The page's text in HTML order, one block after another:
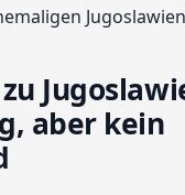
aber kein